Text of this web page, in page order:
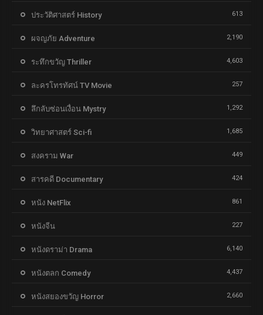
ประวัติศาสตร์ History 613
ผจญภัย Adventure 2,190
ระทึกขวัญ Thriller 4,603
ละครโทรทัศน์ TV Movie 257
ลึกลับซ่อนเงื่อน Mystry 1,292
วิทยาศาสตร์ Sci-fi 1,685
สงคราม War 449
สารคดี Documentary 424
หนัง NetFlix 861
หนังจีน 227
หนังดราม่า Drama 6,140
หนังตลก Comedy 4,437
หนังสยองขวัญ Horror 2,660